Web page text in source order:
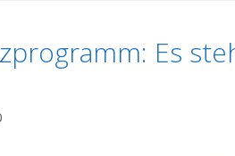
Es